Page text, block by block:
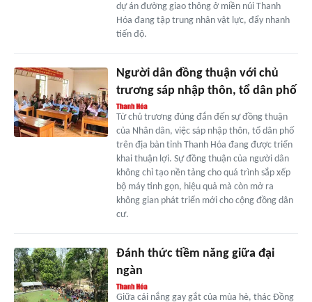
dự án đường giao thông ở miền núi Thanh
Hóa đang tập trung nhân vật lực, đẩy nhanh
tiến độ.
Người dân đồng thuận với chủ
trương sáp nhập thôn, tổ dân phố
Từ chủ trương đúng đắn đến sự đồng thuận
của Nhân dân, việc sáp nhập thôn, tổ dân phố
trên địa bàn tỉnh Thanh Hóa đang được triển
khai thuận lợi. Sự đồng thuận của người dân
không chỉ tạo nền tảng cho quá trình sắp xếp
bộ máy tinh gọn, hiệu quả mà còn mở ra
không gian phát triển mới cho cộng đồng dân
cư.
Đánh thức tiềm năng giữa đại
ngàn
Giữa cái nắng gay gắt của mùa hè, thác Đồng